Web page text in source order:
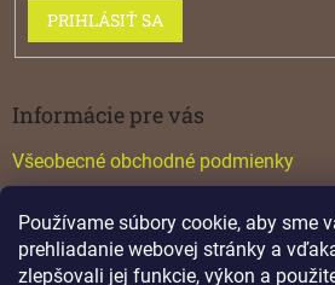
Používame súbory cookie, aby sme
prehliadanie webovej stránky a
zlepšovali jej funkcie, výkon a
PRIHLÁSIŤ SA
Informácie pre vás
Všeobecné obchodné podmienky
Katalógy